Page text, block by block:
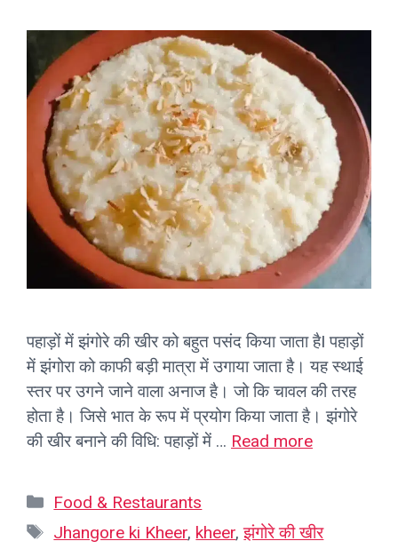
पहाड़ों में झंगोरे की खीर को बहुत पसंद किया जाता हैI पहाड़ों
में झंगोरा को काफी बड़ी मात्रा में उगाया जाता है। यह स्थाई
स्तर पर उगने जाने वाला अनाज है। जो कि चावल की तरह
होता है। जिसे भात के रूप में प्रयोग किया जाता है‌। झंगोरे
की खीर बनाने की विधि: पहाड़ों में … Read more
Categories
Food & Restaurants
Tags
Jhangore ki Kheer, kheer,झंगोरे की खीर